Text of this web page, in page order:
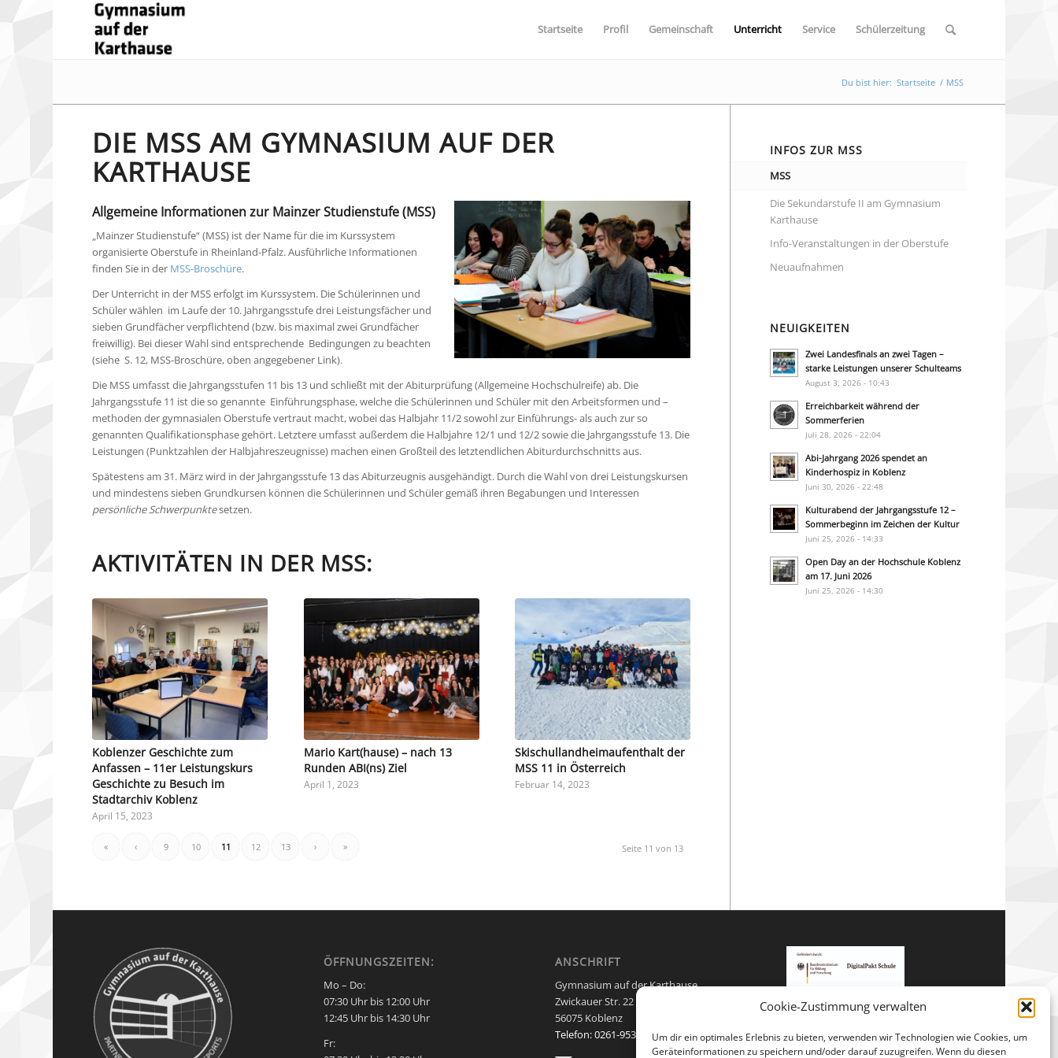
Cookie-Zustimmung verwalten
Um dir ein optimales Erlebnis zu bieten, verwenden wir Technologien wie Cookies, um
Geräteinformationen zu speichern und/oder darauf zuzugreifen. Wenn du diesen
Startseite Profil Gemeinschaft Unterricht Service Schülerzeitung
Du bist hier: Startseite / MSS
DIE MSS AM GYMNASIUM AUF DER
KARTHAUSE
Allgemeine Informationen zur Mainzer Studienstufe (MSS)
„Mainzer Studienstufe“ (MSS) ist der Name für die im Kurssystem
organisierte Oberstufe in Rheinland-Pfalz. Ausführliche Informationen
finden Sie in der MSS-Broschüre.
Der Unterricht in der MSS erfolgt im Kurssystem. Die Schülerinnen und
Schüler wählen im Laufe der 10. Jahrgangsstufe drei Leistungsfächer und
sieben Grundfächer verpflichtend (bzw. bis maximal zwei Grundfächer
freiwillig). Bei dieser Wahl sind entsprechende Bedingungen zu beachten
(siehe S. 12, MSS-Broschüre, oben angegebener Link).
Die MSS umfasst die Jahrgangsstufen 11 bis 13 und schließt mit der Abiturprüfung (Allgemeine Hochschulreife) ab. Die
Jahrgangsstufe 11 ist die so genannte Einführungsphase, welche die Schülerinnen und Schüler mit den Arbeitsformen und –
methoden der gymnasialen Oberstufe vertraut macht, wobei das Halbjahr 11/2 sowohl zur Einführungs- als auch zur so
genannten Qualifikationsphase gehört. Letztere umfasst außerdem die Halbjahre 12/1 und 12/2 sowie die Jahrgangsstufe 13. Die
Leistungen (Punktzahlen der Halbjahreszeugnisse) machen einen Großteil des letztendlichen Abiturdurchschnitts aus.
Spätestens am 31. März wird in der Jahrgangsstufe 13 das Abiturzeugnis ausgehändigt. Durch die Wahl von drei Leistungskursen
und mindestens sieben Grundkursen können die Schülerinnen und Schüler gemäß ihren Begabungen und Interessen
persönliche Schwerpunktesetzen.
AKTIVITÄTEN IN DER MSS:
Koblenzer Geschichte zum
Anfassen – 11er Leistungskurs
Geschichte zu Besuch im
Stadtarchiv Koblenz
April 15, 2023
Mario Kart(hause) – nach 13
Runden ABI(ns) Ziel
April 1, 2023
Skischullandheimaufenthalt der
MSS 11 in Österreich
Februar 14, 2023
Seite 11 von 13
« ‹ 9 10 11 12 13 › »
INFOS ZUR MSS
MSS
Die Sekundarstufe II am Gymnasium
Karthause
Info-Veranstaltungen in der Oberstufe
Neuaufnahmen
NEUIGKEITEN
Zwei Landesfinals an zwei Tagen –
starke Leistungen unserer Schulteams
August 3, 2026 - 10:43
Erreichbarkeit während der
Sommerferien
Juli 28, 2026 - 22:04
Abi-Jahrgang 2026 spendet an
Kinderhospiz in Koblenz
Juni 30, 2026 - 22:48
Kulturabend der Jahrgangsstufe 12 –
Sommerbeginn im Zeichen der Kultur
Juni 25, 2026 - 14:33
Open Day an der Hochschule Koblenz
am 17. Juni 2026
Juni 25, 2026 - 14:30
ÖFFNUNGSZEITEN:
Mo – Do:
07:30 Uhr bis 12:00 Uhr
12:45 Uhr bis 14:30 Uhr
Fr:
ANSCHRIFT
Gymnasium auf der Karthause
Zwickauer Str. 22
56075 Koblenz
Telefon: 0261-953160